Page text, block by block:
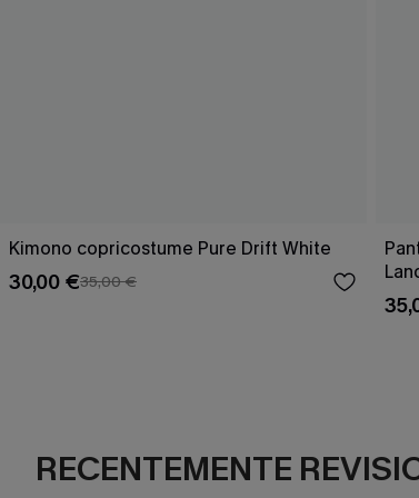
Kimono copricostume Pure Drift White
30,00 €35,00 €
RECENTEMENTE